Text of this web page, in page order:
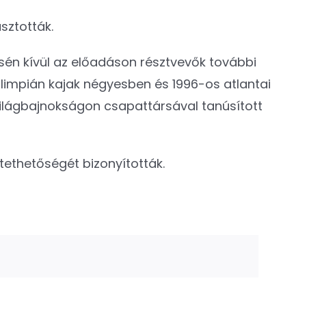
kívül az előadáson résztvevők további
kajak négyesben és 1996-os atlantai
csapattársával tanúsított
bizonyították.